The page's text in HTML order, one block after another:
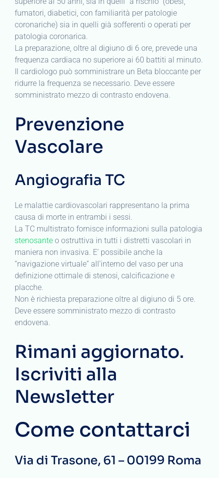
fumatori, diabetici, con familiarità per patologie
coronariche) sia in quelli già sofferenti o operati per
patologia coronarica.
La preparazione, oltre al digiuno di 6 ore, prevede una
frequenza cardiaca no superiore ai 60 battiti al minuto.
Il cardiologo può somministrare un Beta bloccante per
ridurre la frequenza se necessario. Deve essere
somministrato mezzo di contrasto endovena.
Prevenzione
Vascolare
Angiografia TC
Le malattie cardiovascolari rappresentano la prima
causa di morte in entrambi i sessi.
La TC multistrato fornisce informazioni sulla patologia
stenosante o ostruttiva in tutti i distretti vascolari in
maniera non invasiva. E’ possibile anche la
“navigazione virtuale” all’interno del vaso per una
definizione ottimale di stenosi, calcificazione e
placche.
Non è richiesta preparazione oltre al digiuno di 5 ore.
Deve essere somministrato mezzo di contrasto
endovena.
Rimani aggiornato.
Iscriviti alla
Newsletter
Come contattarci
Via di Trasone, 61 – 00199 Roma